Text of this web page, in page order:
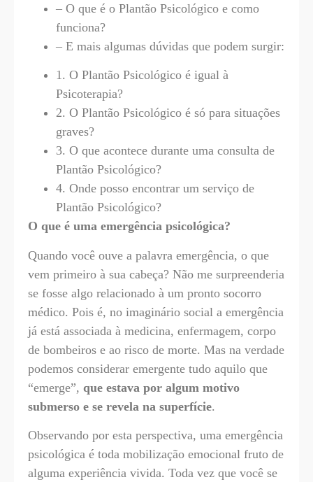
– O que é o Plantão Psicológico e como
funciona?
– E mais algumas dúvidas que podem surgir:
1. O Plantão Psicológico é igual à
Psicoterapia?
2. O Plantão Psicológico é só para situações
graves?
3. O que acontece durante uma consulta de
Plantão Psicológico?
4. Onde posso encontrar um serviço de
Plantão Psicológico?
O que é uma emergência psicológica?
Quando você ouve a palavra emergência, o que
vem primeiro à sua cabeça? Não me surpreenderia
se fosse algo relacionado à um pronto socorro
médico. Pois é, no imaginário social a emergência
já está associada à medicina, enfermagem, corpo
de bombeiros e ao risco de morte. Mas na verdade
podemos considerar emergente tudo aquilo que
“emerge”, que estava por algum motivo
submerso e se revela na superfície.
Observando por esta perspectiva, uma emergência
psicológica é toda mobilização emocional fruto de
alguma experiência vivida. Toda vez que você se